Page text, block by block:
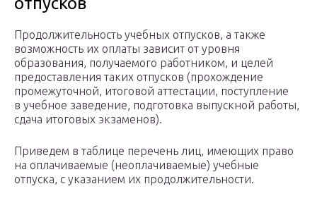
Продолжительность учебных отпусков, а также
возможность их оплаты зависит от уровня
образования, получаемого работником, и целей
предоставления таких отпусков (прохождение
промежуточной, итоговой аттестации, поступление
в учебное заведение, подготовка выпускной работы,
сдача итоговых экзаменов).
Приведем в таблице перечень лиц, имеющих право
на оплачиваемые (неоплачиваемые) учебные
отпуска, с указанием их продолжительности.